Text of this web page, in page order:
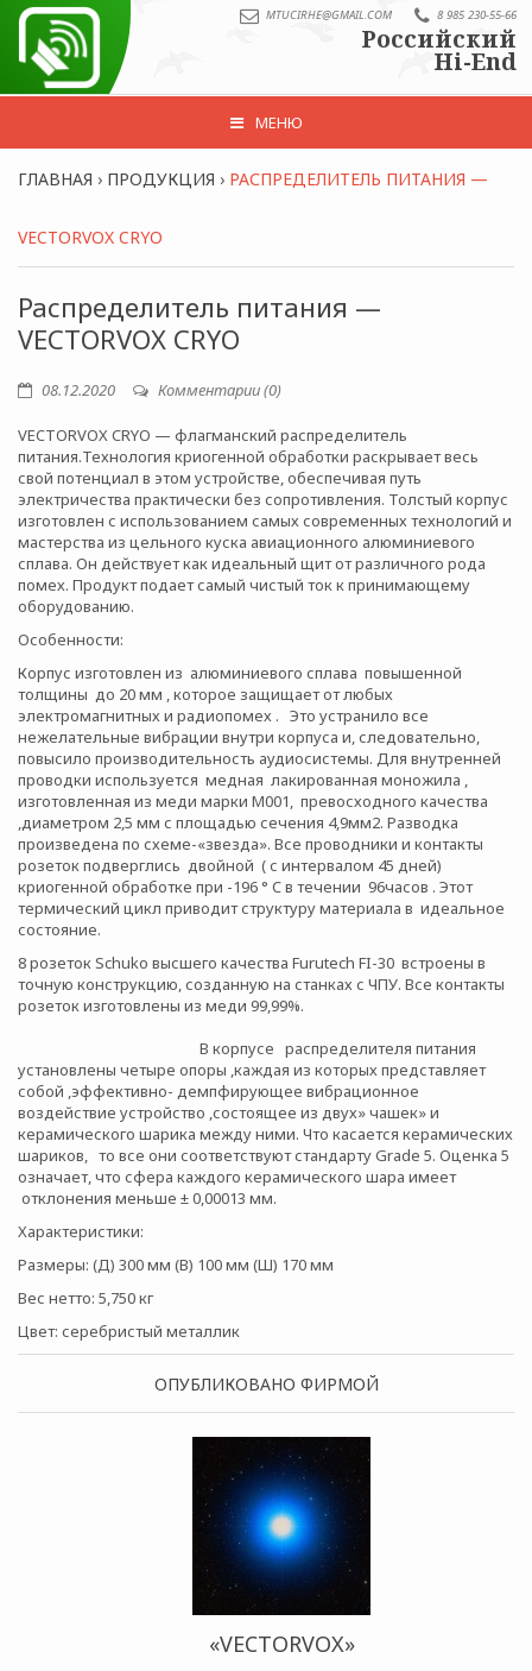
MTUCIRHE@GMAIL.COM 8 985 230-55-66
Российский
Hi-End
МЕНЮ
ГЛАВНАЯ › ПРОДУКЦИЯ › РАСПРЕДЕЛИТЕЛЬ ПИТАНИЯ —
VECTORVOX CRYO
Распределитель питания —
VECTORVOX CRYO
08.12.2020 Комментарии (0)
VECTORVOX CRYO — флагманский распределитель
питания.Технология криогенной обработки раскрывает весь
свой потенциал в этом устройстве, обеспечивая путь
электричества практически без сопротивления. Толстый корпус
изготовлен с использованием самых современных технологий и
мастерства из цельного куска авиационного алюминиевого
сплава. Он действует как идеальный щит от различного рода
помех. Продукт подает самый чистый ток к принимающему
оборудованию.
Особенности:
Корпус изготовлен из алюминиевого сплава повышенной
толщины до 20 мм , которое защищает от любых
электромагнитных и радиопомех . Это устранило все
нежелательные вибрации внутри корпуса и, следовательно,
повысило производительность аудиосистемы. Для внутренней
проводки используется медная лакированная моножила ,
изготовленная из меди марки М001, превосходного качества
,диаметром 2,5 мм с площадью сечения 4,9мм2. Разводка
произведена по схеме-«звезда». Все проводники и контакты
розеток подверглись двойной ( с интервалом 45 дней)
криогенной обработке при -196 ° C в течении 96часов . Этот
термический цикл приводит структуру материала в идеальное
состояние.
8 розеток Schuko высшего качества Furutech FI-30 встроены в
точную конструкцию, созданную на станках с ЧПУ. Все контакты
розеток изготовлены из меди 99,99%.
В корпусе распределителя питания
установлены четыре опоры ,каждая из которых представляет
собой ,эффективно- демпфирующее вибрационное
воздействие устройство ,состоящее из двух» чашек» и
керамического шарика между ними. Что касается керамических
шариков, то все они соответствуют стандарту Grade 5. Оценка 5
означает, что сфера каждого керамического шара имеет
отклонения меньше ± 0,00013 мм.
Характеристики:
Размеры: (Д) 300 мм (В) 100 мм (Ш) 170 мм
Вес нетто: 5,750 кг
Цвет: серебристый металлик
ОПУБЛИКОВАНО ФИРМОЙ
«VECTORVOX»